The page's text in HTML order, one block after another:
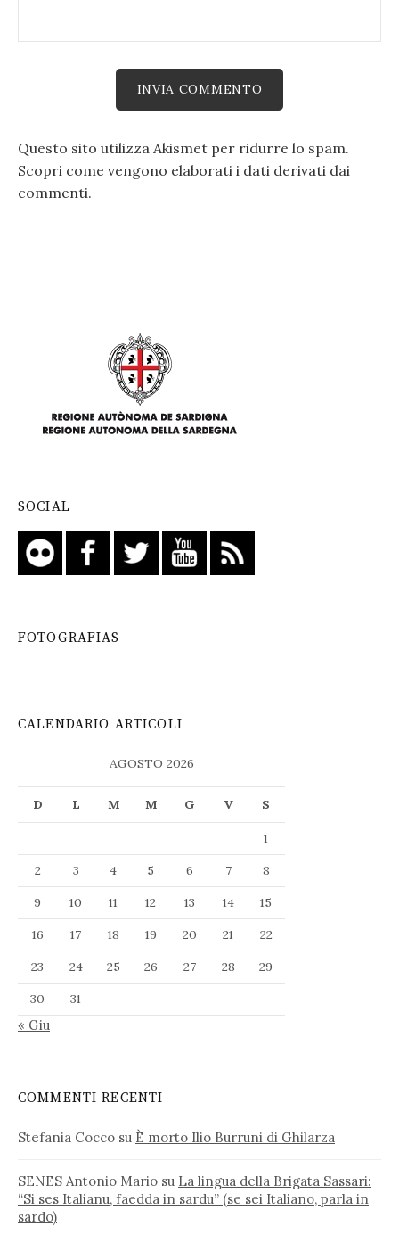
Questo sito utilizza Akismet per ridurre lo spam.
Scopri come vengono elaborati i dati derivati dai
commenti.
SOCIAL
FOTOGRAFIAS
CALENDARIO ARTICOLI
AGOSTO 2026
D L M M G V S
1
2
3 4 5 6 7
8
9
10 11 12 13 14
15
16
17 18 19 20 21
22
23
24 25 26 27 28
29
30
31
« Giu
COMMENTI RECENTI
Stefania Cocco su È morto Ilio Burruni di Ghilarza
SENES Antonio Mario su La lingua della Brigata Sassari:
“Si ses Italianu, faedda in sardu” (se sei Italiano, parla in
sardo)